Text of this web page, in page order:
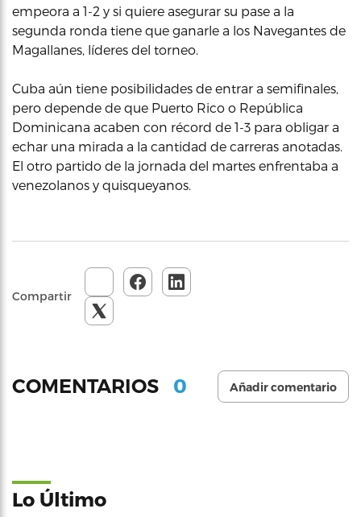
empeora a 1-2 y si quiere asegurar su pase a la
segunda ronda tiene que ganarle a los Navegantes de
Magallanes, líderes del torneo.
Cuba aún tiene posibilidades de entrar a semifinales,
pero depende de que Puerto Rico o República
Dominicana acaben con récord de 1-3 para obligar a
echar una mirada a la cantidad de carreras anotadas.
El otro partido de la jornada del martes enfrentaba a
venezolanos y quisqueyanos.
Compartir
COMENTARIOS 0 Añadir comentario
Lo Último